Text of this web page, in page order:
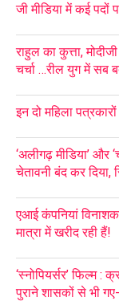
जी मीडिया में कई
राहुल का कुत्ता,
चर्चा …रील युग में सब
इन दो महिला
‘अलीगढ़ मीडिया’ और
चेतावनी बंद कर दिया,
एआई कंपनियां
मात्रा में खरीद रही हैं!
‘स्नोपियर्सर’ फिल्म :
पुराने शासकों से भी